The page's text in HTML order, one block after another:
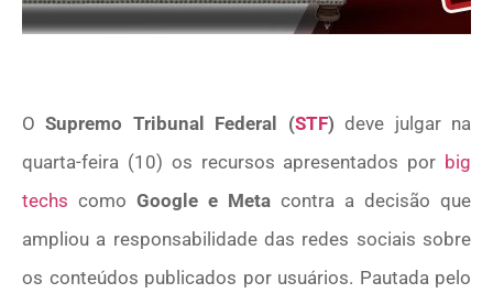
OSupremo Tribunal Federal (STF) deve julgar na
quarta-feira (10) os recursos apresentados por big
techs como Google e Meta contra a decisão que
ampliou a responsabilidade das redes sociais sobre
os conteúdos publicados por usuários. Pautada pelo